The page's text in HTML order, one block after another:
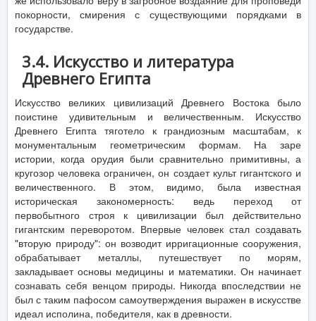
покорности, смирения с существующими порядками в
государстве.
3.4. Искусство и литература
Древнего Египта
Искусство великих цивилизаций Древнего Востока было
поистине удивительным и величественным. Искусство
Древнего Египта тяготело к грандиозным масштабам, к
монументальным геометрическим формам. На заре
истории, когда орудия были сравнительно примитивны, а
кругозор человека ограничен, он создает культ гигантского и
величественного. В этом, видимо, была известная
историческая закономерность: ведь переход от
первобытного строя к цивилизации был действительно
гигантским переворотом. Впервые человек стал создавать
"вторую природу": он возводит ирригационные сооружения,
обрабатывает металлы, путешествует по морям,
закладывает основы медицины и математики. Он начинает
сознавать себя венцом природы. Никогда впоследствии не
был с таким пафосом самоутверждения выражен в искусстве
идеал исполина, победителя, как в древности.